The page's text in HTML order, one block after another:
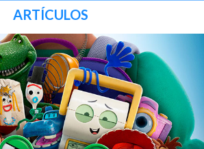
ARTÍCULOS